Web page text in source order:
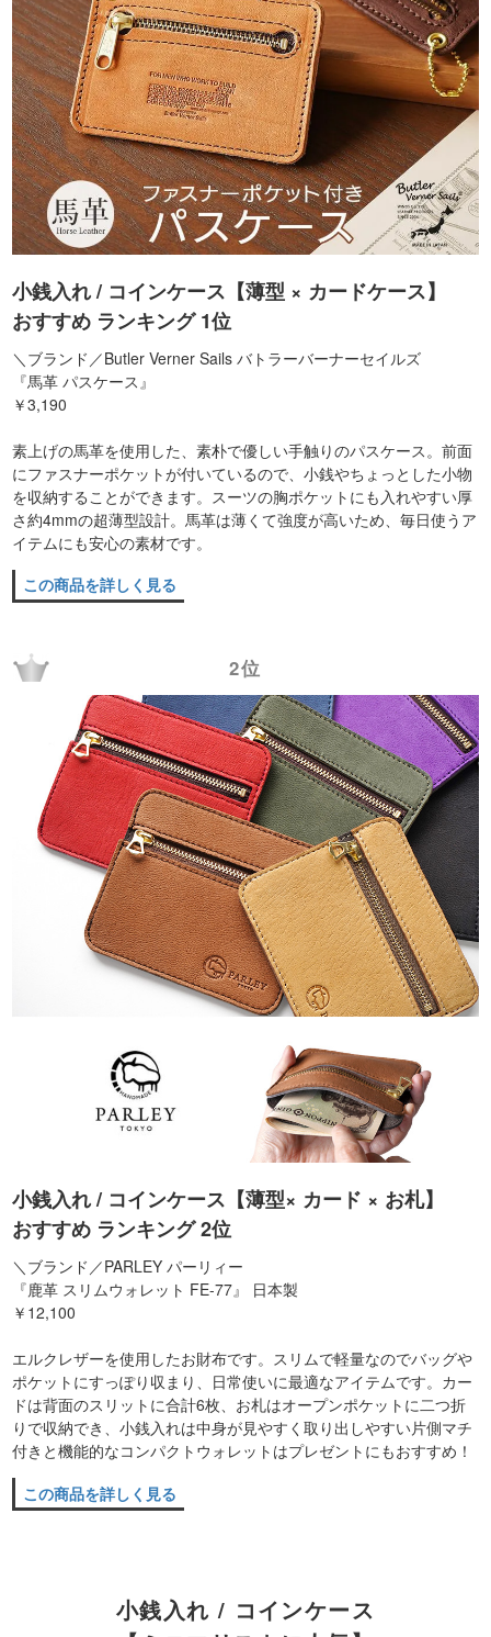
小銭入れ / コインケース【薄型 × カードケース】
おすすめ ランキング 1位
＼ブランド／Butler Verner Sails バトラーバーナーセイルズ
『馬革 パスケース』
￥3,190
素上げの馬革を使用した、素朴で優しい手触りのパスケース。前面
にファスナーポケットが付いているので、小銭やちょっとした小物
を収納することができます。スーツの胸ポケットにも入れやすい厚
さ約4mmの超薄型設計。馬革は薄くて強度が高いため、毎日使うア
イテムにも安心の素材です。
この商品を詳しく見る
2位
小銭入れ / コインケース【薄型× カード × お札】
おすすめ ランキング 2位
＼ブランド／PARLEY パーリィー
『鹿革 スリムウォレット FE-77』 日本製
￥12,100
エルクレザーを使用したお財布です。スリムで軽量なのでバッグや
ポケットにすっぽり収まり、日常使いに最適なアイテムです。カー
ドは背面のスリットに合計6枚、お札はオープンポケットに二つ折
りで収納でき、小銭入れは中身が見やすく取り出しやすい片側マチ
付きと機能的なコンパクトウォレットはプレゼントにもおすすめ！
この商品を詳しく見る
小銭入れ / コインケース